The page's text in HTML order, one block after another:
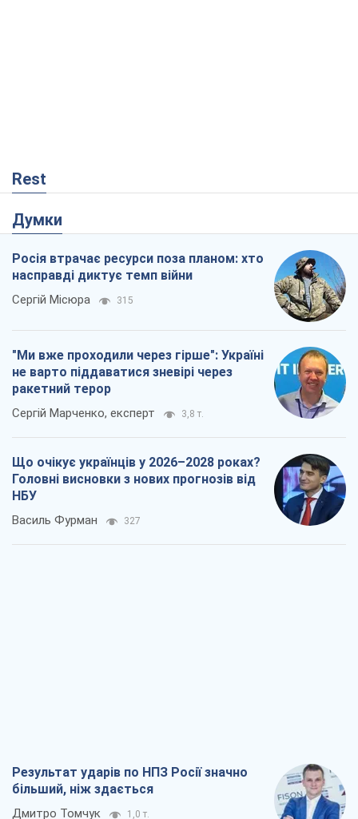
Rest
Думки
Росія втрачає ресурси поза планом: хто
насправді диктує темп війни
Сергій Місюра 315
"Ми вже проходили через гірше": Україні
не варто піддаватися зневірі через
ракетний терор
Сергій Марченко, експерт 3,8 т.
Що очікує українців у 2026–2028 роках?
Головні висновки з нових прогнозів від
НБУ
Василь Фурман 327
Результат ударів по НПЗ Росії значно
більший, ніж здається
Дмитро Томчук 1,0 т.